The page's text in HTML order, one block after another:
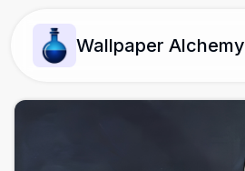
Wallpaper Alchemy